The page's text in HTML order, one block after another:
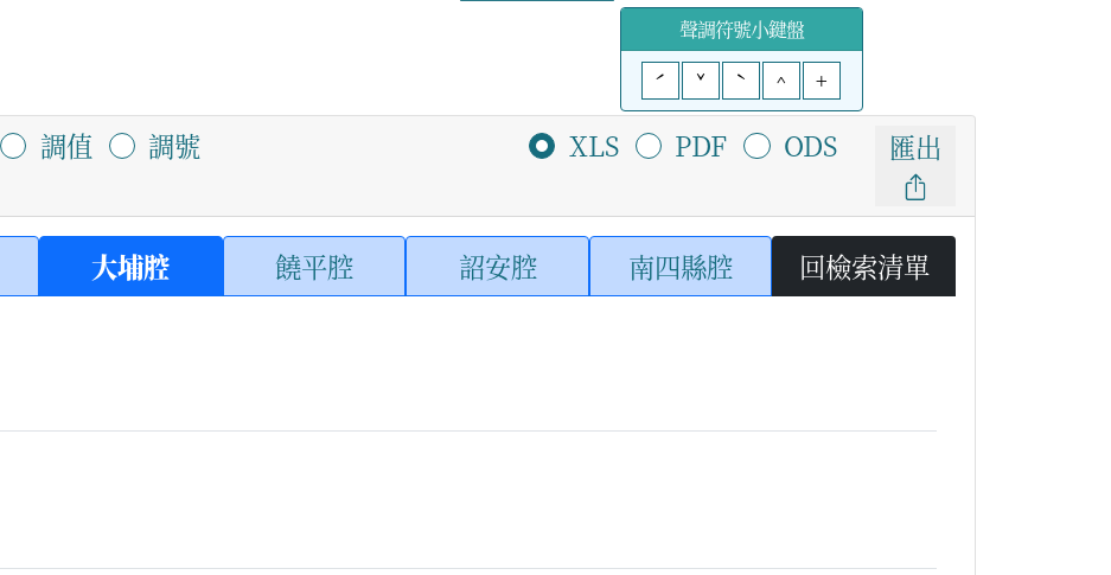
聲調符號小鍵盤
ˊ
ˇ ˋ ^ +
調值 調號 XLS PDF ODS 匯出
大埔腔 饒平腔 詔安腔 南四縣腔 回檢索清單